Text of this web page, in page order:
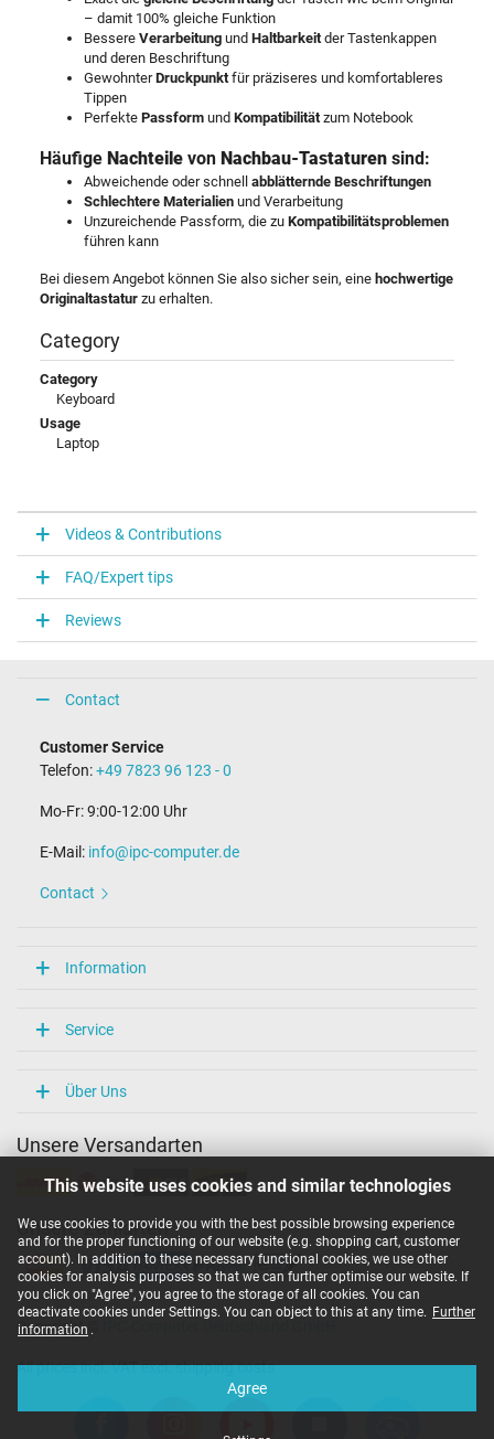
This website uses cookies and similar technologies
We use cookies to provide you with the best possible browsing experience
and for the proper functioning of our website (e.g. shopping cart, customer
account). In addition to these necessary functional cookies, we use other
cookies for analysis purposes so that we can further optimise our website. If
you click on "Agree", you agree to the storage of all cookies. You can
deactivate cookies under Settings. You can object to this at any time. Further
information .
Agree
– damit 100% gleiche Funktion
Bessere Verarbeitung und Haltbarkeitder Tastenkappen
und deren Beschriftung
GewohnterDruckpunktfür präziseres und komfortableres
Tippen
Perfekte Passform und Kompatibilitätzum Notebook
Häufige Nachteile von Nachbau-Tastaturen sind:
Abweichende oder schnell abblätternde Beschriftungen
Schlechtere Materialien und Verarbeitung
Unzureichende Passform, die zu Kompatibilitätsproblemen
führen kann
Bei diesem Angebot können Sie also sicher sein, eine hochwertige
Originaltastatur zu erhalten.
Category
Category
Keyboard
Usage
Laptop
Videos & Contributions
FAQ/Expert tips
Reviews
Contact
Customer Service
Telefon:+49 7823 96 123 - 0
Mo-Fr: 9:00-12:00 Uhr
E-Mail: info@ipc-computer.de
Contact
Information
Service
Über Uns
Unsere Versandarten
Unsere Zahlarten
Copyright ©
All prices incl. VAT excl. shipping costs